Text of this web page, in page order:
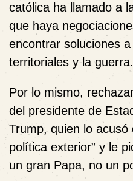
católica ha llamado a
que haya
encontrar soluciones
territoriales y la guerra.
Por lo mismo,
del presidente de
Trump, quien lo acusó
política exterior” y le
un gran Papa, no un